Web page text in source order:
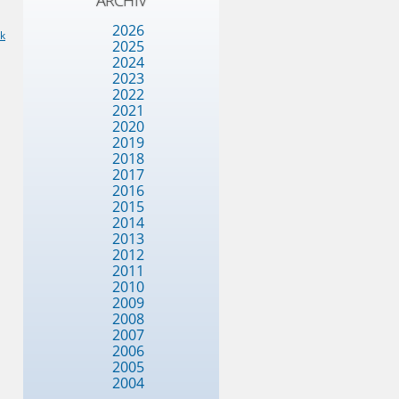
2026
2025
2024
2023
2022
2021
2020
2019
2018
2017
2016
2015
2014
2013
2012
2011
2010
2009
2008
2007
2006
2005
2004